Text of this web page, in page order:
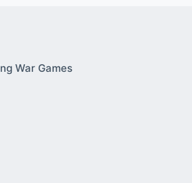
War Games